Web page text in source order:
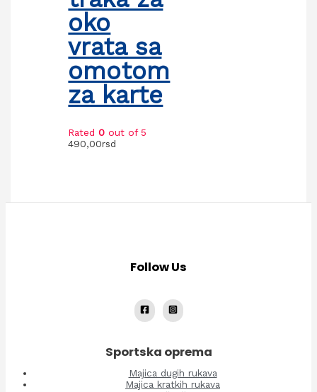
oko
vrata sa
omotom
za karte
Rated0 out of 5
490,00rsd
Follow Us
Sportska oprema
Majica dugih rukava
Majica kratkih rukava